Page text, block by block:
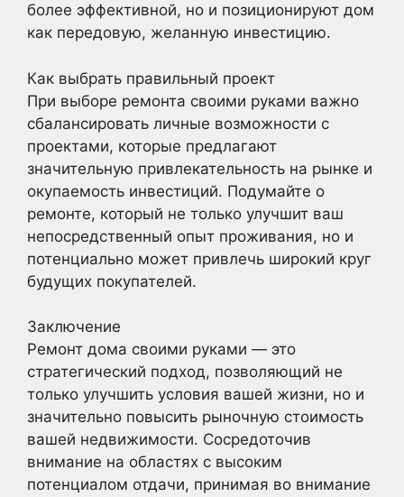
более эффективной, но и позиционируют дом
как передовую, желанную инвестицию.
Как выбрать правильный проект
При выборе ремонта своими руками важно
сбалансировать личные возможности с
проектами, которые предлагают
значительную привлекательность на рынке и
окупаемость инвестиций. Подумайте о
ремонте, который не только улучшит ваш
непосредственный опыт проживания, но и
потенциально может привлечь широкий круг
будущих покупателей.
Заключение
Ремонт дома своими руками — это
стратегический подход, позволяющий не
только улучшить условия вашей жизни, но и
значительно повысить рыночную стоимость
вашей недвижимости. Сосредоточив
внимание на областях с высоким
потенциалом отдачи, принимая во внимание